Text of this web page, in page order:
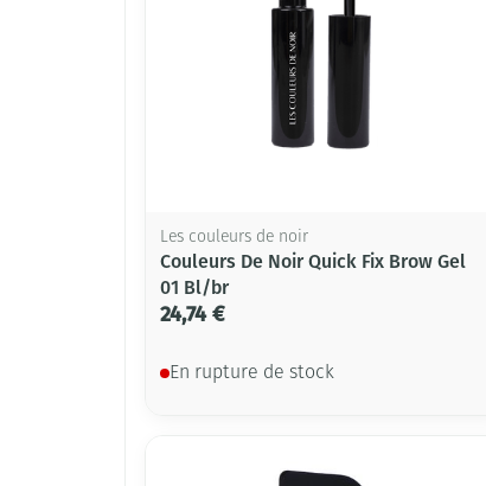
Les couleurs de noir
Couleurs De Noir Quick Fix Brow Gel
01 Bl/br
24,74 €
En rupture de stock